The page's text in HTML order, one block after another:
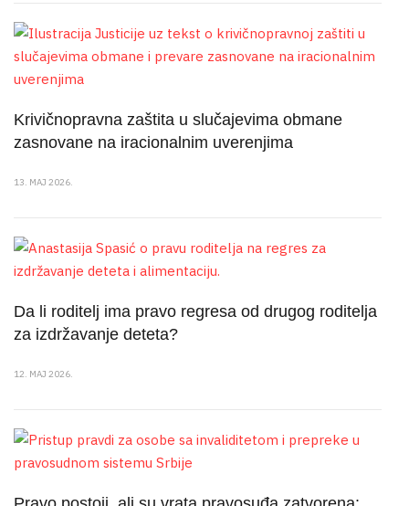
Krivičnopravna zaštita u slučajevima obmane
zasnovane na iracionalnim uverenjima
13. MAJ 2026.
Da li roditelj ima pravo regresa od drugog roditelja
za izdržavanje deteta?
12. MAJ 2026.